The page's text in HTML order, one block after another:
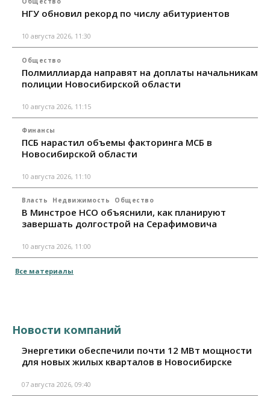
НГУ обновил рекорд по числу абитуриентов
10 августа 2026, 11:30
Общество
Полмиллиарда направят на доплаты начальникам
полиции Новосибирской области
10 августа 2026, 11:15
Финансы
ПСБ нарастил объемы факторинга МСБ в
Новосибирской области
10 августа 2026, 11:10
Власть Недвижимость Общество
В Минстрое НСО объяснили, как планируют
завершать долгострой на Серафимовича
10 августа 2026, 11:00
Все материалы
Новости компаний
Энергетики обеспечили почти 12 МВт мощности
для новых жилых кварталов в Новосибирске
07 августа 2026, 09:40